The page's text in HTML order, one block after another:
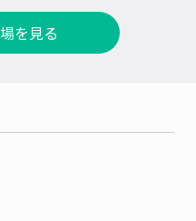
を見る